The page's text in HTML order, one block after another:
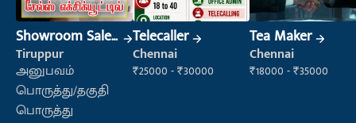
Showroom Sales
Executive (Retail
Sales)
Tiruppur
அனுபவம்
பொருத்து/தகுதி
பொருத்து
Telecaller
Chennai
₹25000 - ₹30000
Tea Maker
Chennai
₹18000 - ₹35000